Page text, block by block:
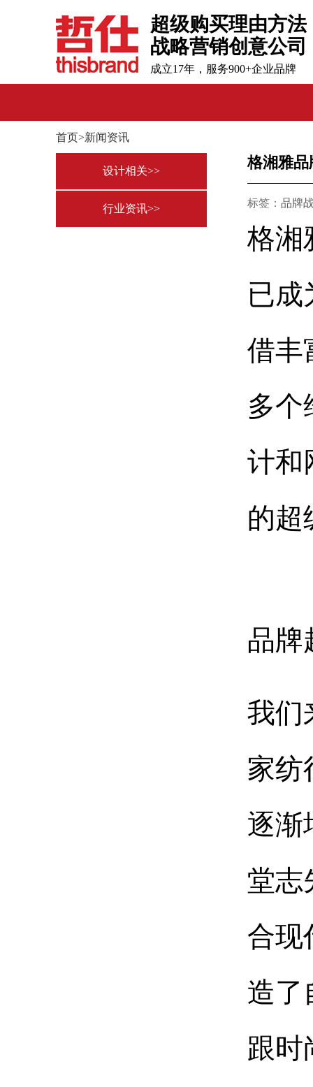
超级购买理由方法
战略营销创意公司
成立17年，服务900+企业品牌
格湘雅
标签： 品牌
格湘
已成
借丰
多个
计和
的超
品牌
我们
家纺
逐渐
堂志
合现
造了
跟时
首页>新闻资讯
设计相关>>
行业资讯>>